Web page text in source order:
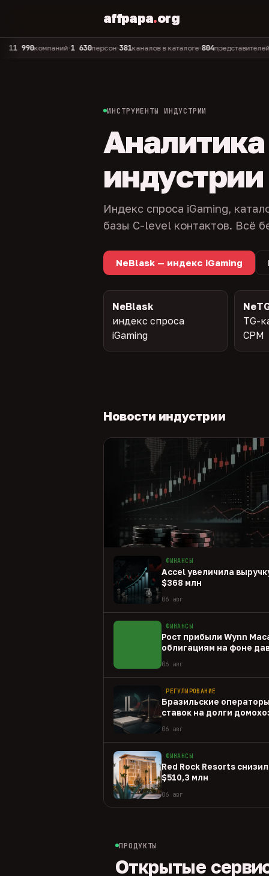
affpapa.org
компаний•1 630персон•381каналов в каталоге•804представителей•325
ИНСТРУМЕНТЫ ИНДУСТРИИ
индустрии
Индекс спроса iGaming,
базы C-level контактов. Всё
NeBlask — индекс iGaming
NeBlask
индекс спроса
iGaming
TG-
CPM
Новости индустрии
ФИНАНСЫ
Accel увеличила
$368 млн
06 авг
ФИНАНСЫ
Рост прибыли Wynn
облигациям на фоне
06 авг
РЕГУЛИРОВАНИЕ
Бразильские
ставок на долги
06 авг
ФИНАНСЫ
Red Rock Resorts
$510,3 млн
06 авг
ПРОДУКТЫ
Открытые